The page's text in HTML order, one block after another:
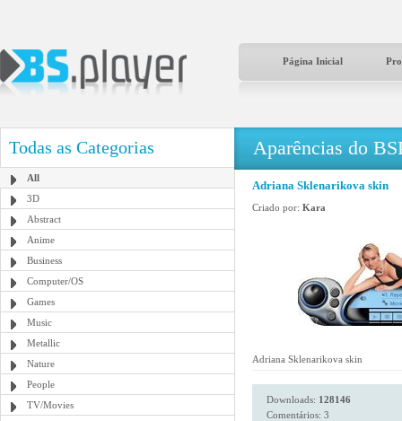
Página Inicial
Todas as Categorias
All
3D
Abstract
Anime
Business
Computer/OS
Games
Music
Metallic
Nature
People
TV/Movies
Aparências do
Adriana Sklenarikova skin
Criado por: Kara
Adriana Sklenarikova skin
Downloads: 128146
Comentários: 3